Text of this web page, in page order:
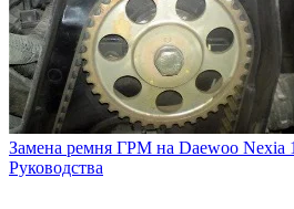
Замена ремня ГРМ на Daewoo Nexia
Руководства